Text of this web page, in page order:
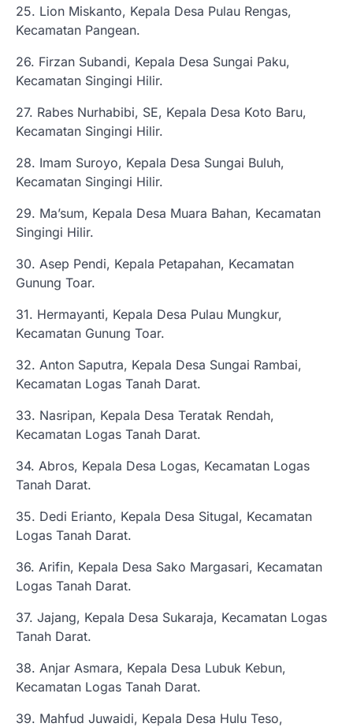
25. Lion Miskanto, Kepala Desa Pulau Rengas,
Kecamatan Pangean.
26. Firzan Subandi, Kepala Desa Sungai Paku,
Kecamatan Singingi Hilir.
27. Rabes Nurhabibi, SE, Kepala Desa Koto Baru,
Kecamatan Singingi Hilir.
28. Imam Suroyo, Kepala Desa Sungai Buluh,
Kecamatan Singingi Hilir.
29. Ma’sum, Kepala Desa Muara Bahan, Kecamatan
Singingi Hilir.
30. Asep Pendi, Kepala Petapahan, Kecamatan
Gunung Toar.
31. Hermayanti, Kepala Desa Pulau Mungkur,
Kecamatan Gunung Toar.
32. Anton Saputra, Kepala Desa Sungai Rambai,
Kecamatan Logas Tanah Darat.
33. Nasripan, Kepala Desa Teratak Rendah,
Kecamatan Logas Tanah Darat.
34. Abros, Kepala Desa Logas, Kecamatan Logas
Tanah Darat.
35. Dedi Erianto, Kepala Desa Situgal, Kecamatan
Logas Tanah Darat.
36. Arifin, Kepala Desa Sako Margasari, Kecamatan
Logas Tanah Darat.
37. Jajang, Kepala Desa Sukaraja, Kecamatan Logas
Tanah Darat.
38. Anjar Asmara, Kepala Desa Lubuk Kebun,
Kecamatan Logas Tanah Darat.
39. Mahfud Juwaidi, Kepala Desa Hulu Teso,